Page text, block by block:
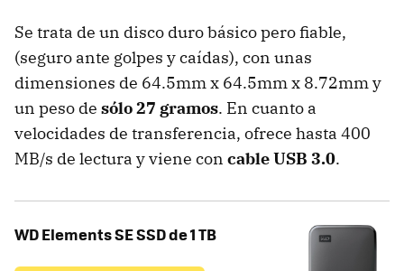
Se trata de un disco duro básico pero fiable,
(seguro ante golpes y caídas), con unas
dimensiones de 64.5mm x 64.5mm x 8.72mm y
un peso de sólo 27 gramos. En cuanto a
velocidades de transferencia, ofrece hasta 400
MB/s de lectura y viene con cable USB 3.0.
WD Elements SE SSD de 1 TB